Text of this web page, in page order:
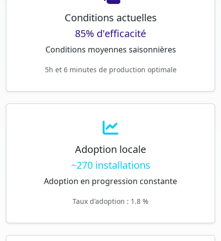
Conditions actuelles
85% d'efficacité
Conditions moyennes saisonnières
5h et 6 minutes de production optimale
Adoption locale
~270 installations
Adoption en progression constante
Taux d'adoption : 1.8 %